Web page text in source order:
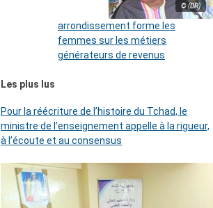
© (DR)
arrondissement forme les
femmes sur les métiers
générateurs de revenus
Les plus lus
Pour la réécriture de l’histoire du Tchad, le
ministre de l’enseignement appelle à la rigueur,
à l’écoute et au consensus